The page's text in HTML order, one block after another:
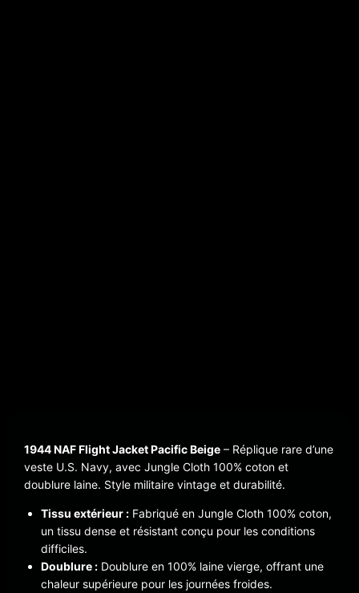
1944 NAF Flight Jacket Pacific Beige – Réplique rare d’une
veste U.S. Navy, avec Jungle Cloth 100% coton et
doublure laine. Style militaire vintage et durabilité.
Tissu extérieur : Fabriqué en Jungle Cloth 100% coton,
un tissu dense et résistant conçu pour les conditions
difficiles.
Doublure : Doublure en 100% laine vierge, offrant une
chaleur supérieure pour les journées froides.